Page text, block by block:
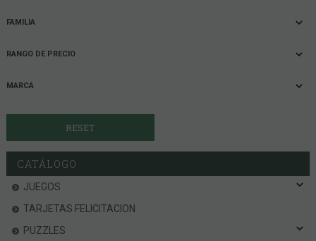
FAMILIA
RANGO DE PRECIO
MARCA
CATÁLOGO
JUEGOS
TARJETAS FELICITACION
PUZZLES